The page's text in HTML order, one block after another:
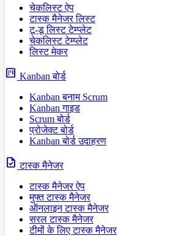
चेकलिस्ट ऐप
टास्क मैनेजर लिस्ट
टू-डू लिस्ट टेम्प्लेट
चेकलिस्ट टेम्प्लेट
लिस्ट मेकर
view_kanban Kanban बोर्ड
Kanban बनाम Scrum
Kanban गाइड
Scrum बोर्ड
प्रोजेक्ट बोर्ड
Kanban बोर्ड उदाहरण
task टास्क मैनेजर
टास्क मैनेजर ऐप
मुफ्त टास्क मैनेजर
ऑनलाइन टास्क मैनेजर
सरल टास्क मैनेजर
टीमों के लिए टास्क मैनेजर